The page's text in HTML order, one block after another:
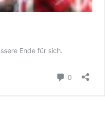
Ende für sich.
0